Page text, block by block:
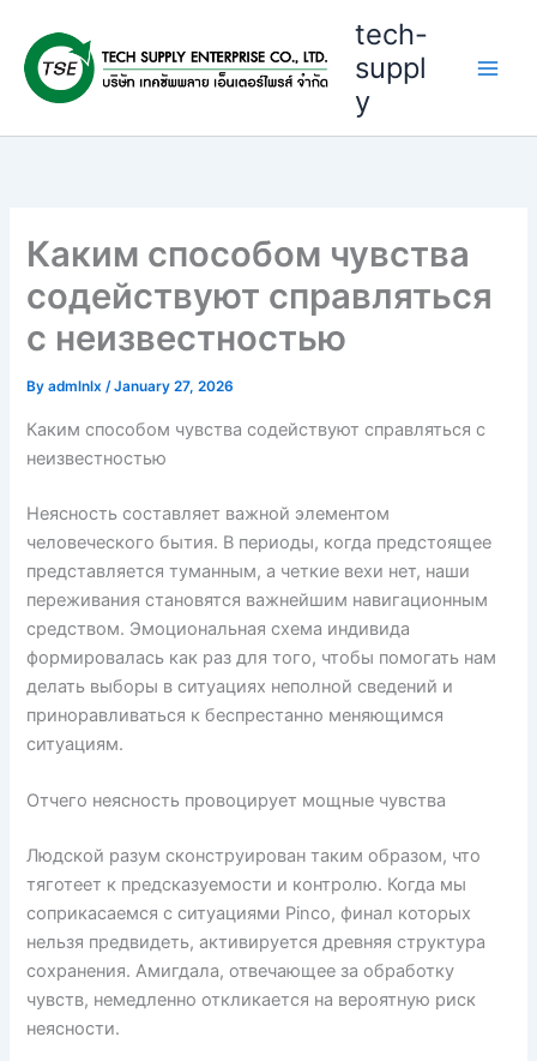
content
tech-
suppl
y
Каким способом чувства
содействуют справляться
с неизвестностью
Byadmlnlx/January 27, 2026
Каким способом чувства содействуют справляться с
неизвестностью
Неясность составляет важной элементом
человеческого бытия. В периоды, когда предстоящее
представляется туманным, а четкие вехи нет, наши
переживания становятся важнейшим навигационным
средством. Эмоциональная схема индивида
формировалась как раз для того, чтобы помогать нам
делать выборы в ситуациях неполной сведений и
приноравливаться к беспрестанно меняющимся
ситуациям.
Отчего неясность провоцирует мощные чувства
Людской разум сконструирован таким образом, что
тяготеет к предсказуемости и контролю. Когда мы
соприкасаемся с ситуациями Pinco, финал которых
нельзя предвидеть, активируется древняя структура
сохранения. Амигдала, отвечающее за обработку
чувств, немедленно откликается на вероятную риск
неясности.